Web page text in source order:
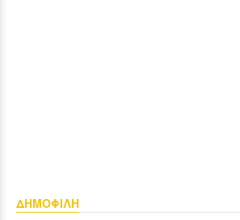
ΔΗΜΟΦΙΛΗ